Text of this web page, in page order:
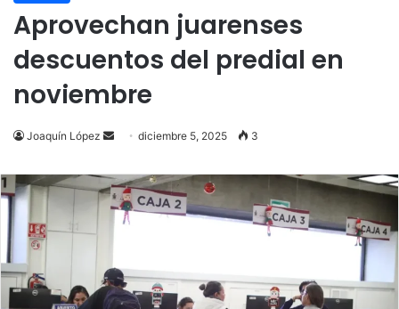
Aprovechan juarenses
descuentos del predial en
noviembre
Joaquín López
Send
email
diciembre 5, 2025 3